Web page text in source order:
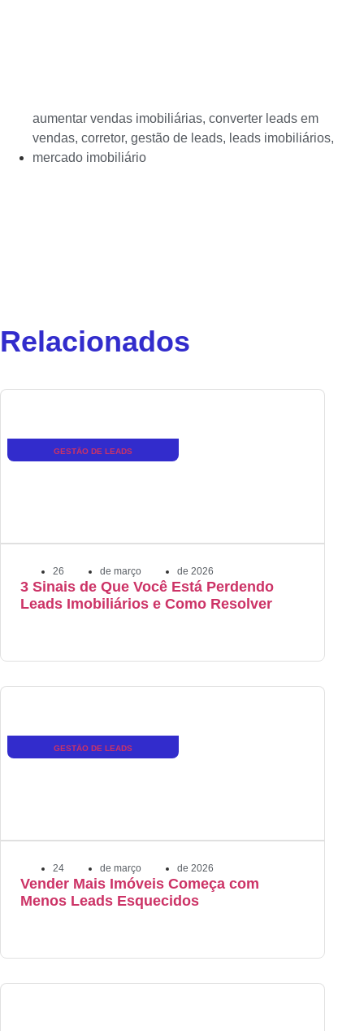
aumentar vendas imobiliárias, converter leads em
vendas, corretor, gestão de leads, leads imobiliários,
mercado imobiliário
Relacionados
GESTÃO DE LEADS
26 de março de 2026
3 Sinais de Que Você Está Perdendo
Leads Imobiliários e Como Resolver
GESTÃO DE LEADS
24 de março de 2026
Vender Mais Imóveis Começa com
Menos Leads Esquecidos